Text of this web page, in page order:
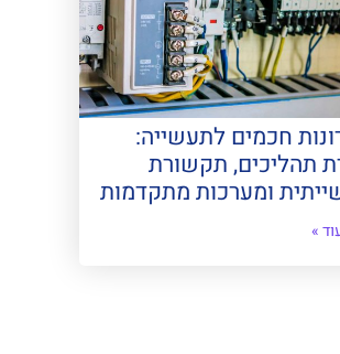
חכמים לתעשייה:
תהליכים, תקשורת
ומערכות מתקדמות
»